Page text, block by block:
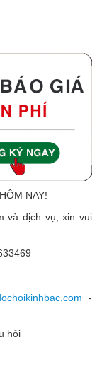
NAY!
và dịch vụ, xin vui
-
hỏi